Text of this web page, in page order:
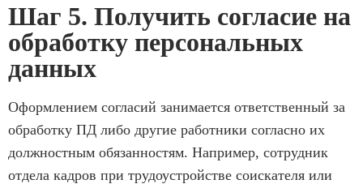
Шаг 5. Получить согласие на
обработку персональных
данных
Оформлением согласий занимается ответственный за
обработку ПД либо другие работники согласно их
должностным обязанностям. Например, сотрудник
отдела кадров при трудоустройстве соискателя или